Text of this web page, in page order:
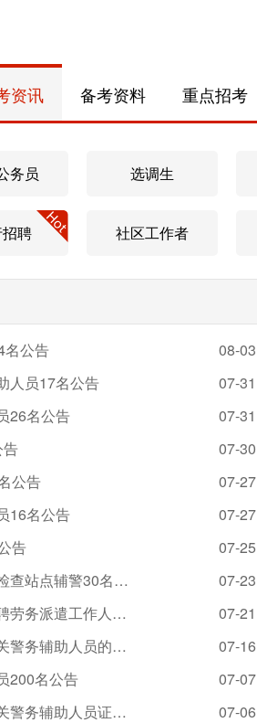
资讯 备考资料 重点招考
务员 选调生
聘 社区工作者
名公告
08-03
人员17名公告
07-31
26名公告
07-31
07-30
公告
07-27
16名公告
07-27
告
07-25
2026河北廊坊市公安局经济技术开发区分局公开招聘检查站点辅警30名公告
07-23
2026河北衡水桃城区城市管理综合行政执法局公开招聘劳务派遣工作人员20名公告
07-21
2026河北石家庄市公安局交通管理局公开招聘公安机关警务辅助人员的补充公告
07-16
200名公告
07-07
2026河北石家庄市公安局交通管理局公开招聘公安机关警务辅助人员证件审核须知
07-06